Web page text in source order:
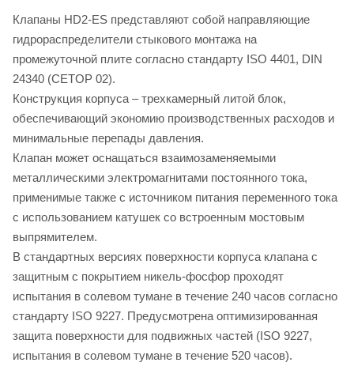
Клапаны HD2-ES представляют собой направляющие
гидрораспределители стыкового монтажа на
промежуточной плите согласно стандарту ISO 4401, DIN
24340 (CETOP 02).
Конструкция корпуса – трехкамерный литой блок,
обеспечивающий экономию производственных расходов и
минимальные перепады давления.
Клапан может оснащаться взаимозаменяемыми
металлическими электромагнитами постоянного тока,
применимые также с источником питания переменного тока
с использованием катушек со встроенным мостовым
выпрямителем.
В стандартных версиях поверхности корпуса клапана с
защитным с покрытием никель-фосфор проходят
испытания в солевом тумане в течение 240 часов согласно
стандарту ISO 9227. Предусмотрена оптимизированная
защита поверхности для подвижных частей (ISO 9227,
испытания в солевом тумане в течение 520 часов).